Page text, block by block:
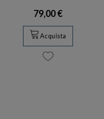
79,00 €
Acquista